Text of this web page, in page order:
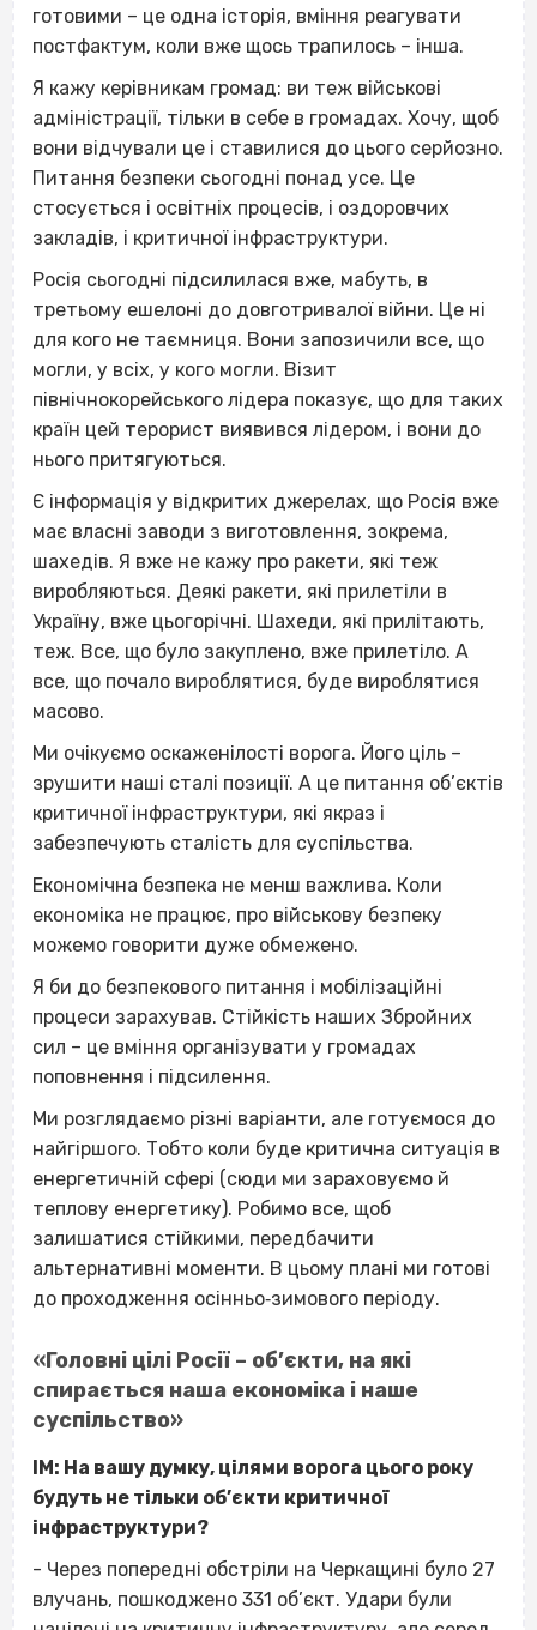
готовими – це одна історія, вміння реагувати
постфактум, коли вже щось трапилось – інша.
Я кажу керівникам громад: ви теж військові
адміністрації, тільки в себе в громадах. Хочу, щоб
вони відчували це і ставилися до цього серйозно.
Питання безпеки сьогодні понад усе. Це
стосується і освітніх процесів, і оздоровчих
закладів, і критичної інфраструктури.
Росія сьогодні підсилилася вже, мабуть, в
третьому ешелоні до довготривалої війни. Це ні
для кого не таємниця. Вони запозичили все, що
могли, у всіх, у кого могли. Візит
північнокорейського лідера показує, що для таких
країн цей терорист виявився лідером, і вони до
нього притягуються.
Є інформація у відкритих джерелах, що Росія вже
має власні заводи з виготовлення, зокрема,
шахедів. Я вже не кажу про ракети, які теж
виробляються. Деякі ракети, які прилетіли в
Україну, вже цьогорічні. Шахеди, які прилітають,
теж. Все, що було закуплено, вже прилетіло. А
все, що почало вироблятися, буде вироблятися
масово.
Ми очікуємо оскаженілості ворога. Його ціль –
зрушити наші сталі позиції. А це питання об’єктів
критичної інфраструктури, які якраз і
забезпечують сталість для суспільства.
Економічна безпека не менш важлива. Коли
економіка не працює, про військову безпеку
можемо говорити дуже обмежено.
Я би до безпекового питання і мобілізаційні
процеси зарахував. Стійкість наших Збройних
сил – це вміння організувати у громадах
поповнення і підсилення.
Ми розглядаємо різні варіанти, але готуємося до
найгіршого. Тобто коли буде критична ситуація в
енергетичній сфері (сюди ми зараховуємо й
теплову енергетику). Робимо все, щоб
залишатися стійкими, передбачити
альтернативні моменти. В цьому плані ми готові
до проходження осінньо‐зимового періоду.
«Головні цілі Росії – об’єкти, на які
спирається наша економіка і наше
суспільство»
ІМ: На вашу думку, цілями ворога цього року
будуть не тільки об’єкти критичної
інфраструктури?
- Через попередні обстріли на Черкащині було 27
влучань, пошкоджено 331 об’єкт. Удари були